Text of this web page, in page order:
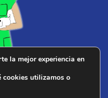
cerca de ti?
la mejor experiencia en
cookies utilizamos o